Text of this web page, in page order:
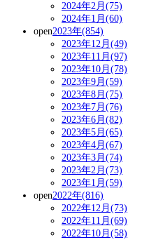
2024年2月(75)
2024年1月(60)
open2023年(854)
2023年12月(49)
2023年11月(97)
2023年10月(78)
2023年9月(59)
2023年8月(75)
2023年7月(76)
2023年6月(82)
2023年5月(65)
2023年4月(67)
2023年3月(74)
2023年2月(73)
2023年1月(59)
open2022年(816)
2022年12月(73)
2022年11月(69)
2022年10月(58)